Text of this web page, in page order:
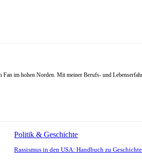
im hohen Norden. Mit meiner Berufs- und
Politik & Geschichte
Rassismus in den USA: Handbuch zu